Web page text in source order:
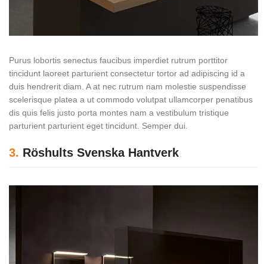
Purus lobortis senectus faucibus imperdiet rutrum porttitor
tincidunt laoreet parturient consectetur tortor ad adipiscing id a
duis hendrerit diam. A at nec rutrum nam molestie suspendisse
scelerisque platea a ut commodo volutpat ullamcorper penatibus
dis quis felis justo porta montes nam a vestibulum tristique
parturient parturient eget tincidunt. Semper dui.
3. Röshults Svenska Hantverk